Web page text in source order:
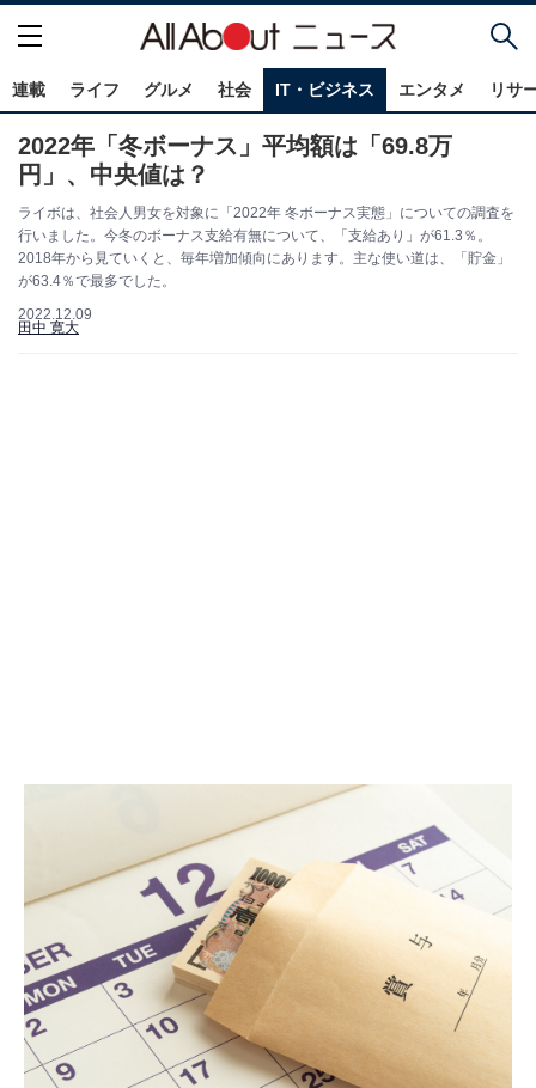
連載 ライフ グルメ 社会 IT・ビジネス エンタメ リサ
2022年「冬ボーナス」平均額は「69.8万
円」、中央値は？
ライボは、社会人男女を対象に「2022年 冬ボーナス実態」についての調査を
行いました。今冬のボーナス支給有無について、「支給あり」が61.3％。
2018年から見ていくと、毎年増加傾向にあります。主な使い道は、「貯金」
が63.4％で最多でした。
2022.12.09
田中 寛大